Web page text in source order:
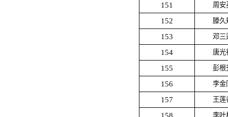
151 周安
152 滕久
153 邓三
154 唐光
155 彭根
156 李金
157 王莲
李叶